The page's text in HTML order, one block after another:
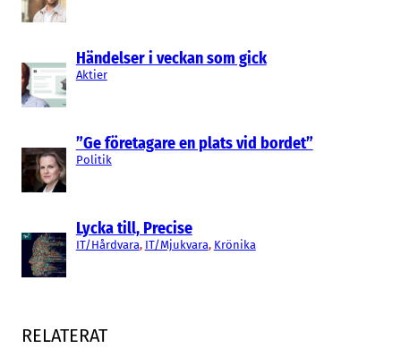
Händelser i veckan som gick
Aktier
”Ge företagare en plats vid bordet”
Politik
Lycka till, Precise
IT/Hårdvara, IT/Mjukvara, Krönika
RELATERAT